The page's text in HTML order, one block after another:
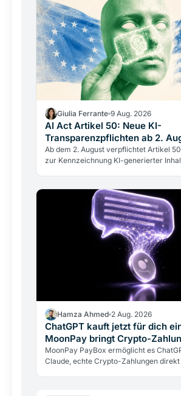
Giulia Ferrante 9 Aug. 2026
AI Act Artikel 50: Neue KI-
Transparenzpflichten ab 2.
Ab dem 2. August verpflichtet Artikel
zur Kennzeichnung KI-generierter
Hamza Ahmed 2 Aug. 2026
ChatGPT kauft jetzt für dich
MoonPay bringt Crypto-
Chat
MoonPay PayBox ermöglicht es
Claude, echte Crypto-Zahlungen